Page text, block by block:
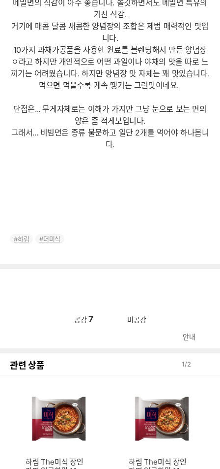
메밀면의 식감이 아주 좋습니다. 쫄깃하면서도 메밀면 특유의
거친 식감.
거기에 매콤 달콤 새콤한 양념장의 조합은 제법 매력적인 맛입
니다.
10가지 과채가공품을 사용한 원료를 블렌딩해서 만든 양념장
ㅇ라고 하지만 개인적으로 어떤 과일이나 야채의 맛을 따로 느
끼기는 어려웠습니다. 하지만 양념장 맛 자체는 꽤 맛있습니다.
먹으면 먹을수록 계속 땡기는 그런맛이네요.
단점은... 무게자체로는 이해가 가지만 그냥 눈으로 보는 면의
양은 좀 적게보입니다.
그래서... 비빔면은 종류 불문하고 일단 2개를 먹어야 하나봅니
다.
하림 더미식
공감 7 비공감
안내
관련 상품 1/2
하림 The미식 장인
하림 The미식 장인